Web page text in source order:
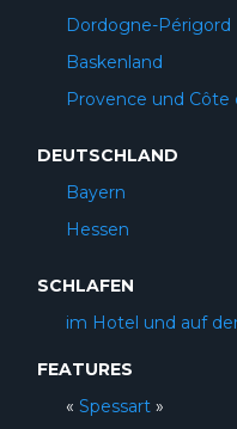
Dordogne-Périgord
Baskenland
Provence und Côte
DEUTSCHLAND
Bayern
Hessen
SCHLAFEN
im Hotel und auf
FEATURES
« Spessart »